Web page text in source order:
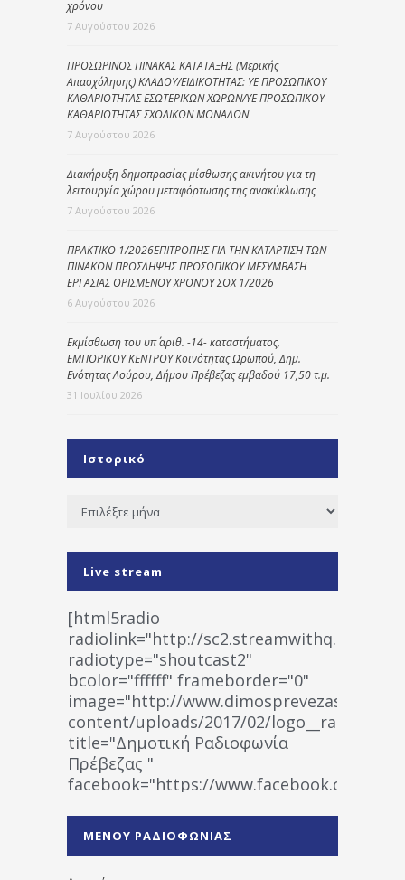
χρόνου
7 Αυγούστου 2026
ΠΡΟΣΩΡΙΝΟΣ ΠΙΝΑΚΑΣ ΚΑΤΑΤΑΞΗΣ (Μερικής
Απασχόλησης) ΚΛΑΔΟΥ/ΕΙΔΙΚΟΤΗΤΑΣ: ΥΕ ΠΡΟΣΩΠΙΚΟΥ
ΚΑΘΑΡΙΟΤΗΤΑΣ ΕΣΩΤΕΡΙΚΩΝ ΧΩΡΩΝ/ΥΕ ΠΡΟΣΩΠΙΚΟΥ
ΚΑΘΑΡΙΟΤΗΤΑΣ ΣΧΟΛΙΚΩΝ ΜΟΝΑΔΩΝ
7 Αυγούστου 2026
Διακήρυξη δημοπρασίας μίσθωσης ακινήτου για τη
λειτουργία χώρου μεταφόρτωσης της ανακύκλωσης
7 Αυγούστου 2026
ΠΡΑΚΤΙΚΟ 1/2026ΕΠΙΤΡΟΠΗΣ ΓΙΑ ΤΗΝ ΚΑΤΑΡΤΙΣΗ ΤΩΝ
ΠΙΝΑΚΩΝ ΠΡΟΣΛΗΨΗΣ ΠΡΟΣΩΠΙΚΟΥ ΜΕΣΥΜΒΑΣΗ
ΕΡΓΑΣΙΑΣ ΟΡΙΣΜΕΝΟΥ ΧΡΟΝΟΥ ΣΟΧ 1/2026
6 Αυγούστου 2026
Εκμίσθωση του υπ΄ αριθ. -14- καταστήματος,
ΕΜΠΟΡΙΚΟΥ ΚΕΝΤΡΟΥ Κοινότητας Ωρωπού, Δημ.
Ενότητας Λούρου, Δήμου Πρέβεζας εμβαδού 17,50 τ.μ.
31 Ιουλίου 2026
Ιστορικό
Ιστορικό
Live stream
[html5radio
radiolink="http://
radiotype="shoutcast2"
bcolor="ffffff" frameborder="0"
image="http://www.dimosprevezas.gr/wp-
content/uploads/2017/02/
title="Δημοτική Ραδιοφωνία
Πρέβεζας "
facebook="https://www.facebook.com/
1531194763766854/" artist="" ]
ΜΕΝΟΥ ΡΑΔΙΟΦΩΝΙΑΣ